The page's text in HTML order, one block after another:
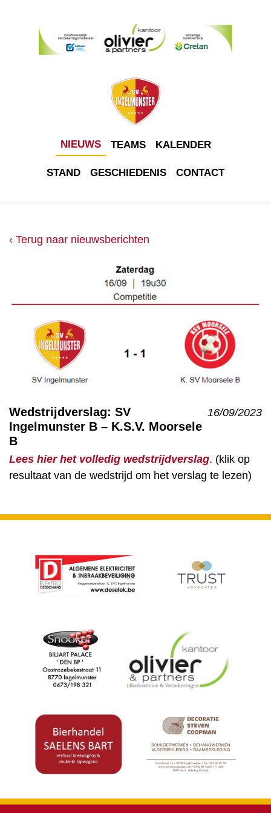
NIEUWS TEAMS KALENDER
STAND GESCHIEDENIS CONTACT
‹ Terug naar nieuwsberichten
Wedstrijdverslag: SV
Ingelmunster B – K.S.V. Moorsele
B
16/09/2023
Lees hier het volledig wedstrijdverslag. (klik op
resultaat van de wedstrijd om het verslag te lezen)